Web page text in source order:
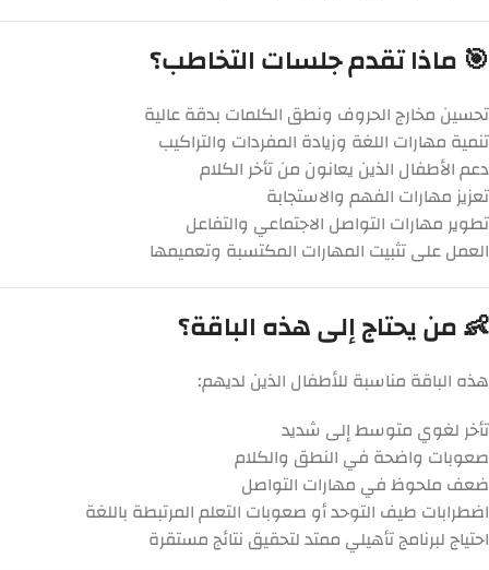
🎯 ماذا تقدم جلسات التخاطب؟
تحسين مخارج الحروف ونطق الكلمات بدقة عالية
تنمية مهارات اللغة وزيادة المفردات والتراكيب
دعم الأطفال الذين يعانون من تأخر الكلام
تعزيز مهارات الفهم والاستجابة
تطوير مهارات التواصل الاجتماعي والتفاعل
العمل على تثبيت المهارات المكتسبة وتعميمها
👶 من يحتاج إلى هذه الباقة؟
هذه الباقة مناسبة للأطفال الذين لديهم:
تأخر لغوي متوسط إلى شديد
صعوبات واضحة في النطق والكلام
ضعف ملحوظ في مهارات التواصل
اضطرابات طيف التوحد أو صعوبات التعلم المرتبطة باللغة
احتياج لبرنامج تأهيلي ممتد لتحقيق نتائج مستقرة